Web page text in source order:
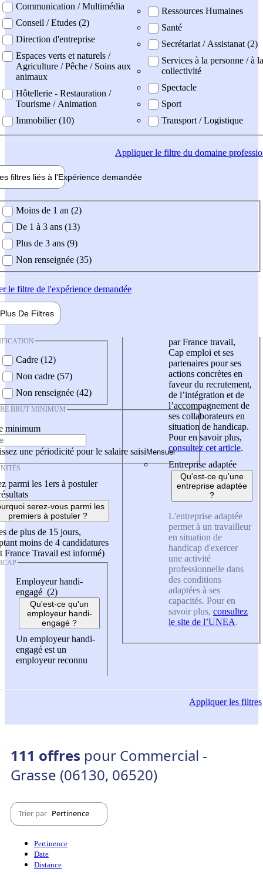
Communication / Multimédia
Conseil / Etudes (2)
Direction d'entreprise
Espaces verts et naturels /
Agriculture / Pêche / Soins aux
animaux
Hôtellerie - Restauration /
Tourisme / Animation
Immobilier (10)
Ressources Humaines
Santé
Secrétariat / Assistanat (2)
Services à la personne / à la
collectivité
Spectacle
Sport
Transport / Logistique
Appliquerle filtre du domaine
filtres liés à l'Expérience demandée
demandée
Moins de 1 an (2)
De 1 à 3 ans (13)
Plus de 3 ans (9)
Non renseignée (35)
le filtre de l'expérience demandée
Plus De Filtres
Cadre (12)
Non cadre (57)
Non renseignée (42)
BRUT MINIMUM
minimum
une périodicité pour le salaire saisi
parmi les 1ers à postuler
serez-vous parmi les
premiers à postuler ?
de plus de 15 jours,
moins de 4 candidatures
France Travail est informé)
Employeur handi-
engagé (2)
Qu'est-ce qu'un
employeur handi-
engagé ?
Un employeur handi-
engagé est un
employeur reconnu
par France travail,
Cap emploi et ses
partenaires pour ses
actions concrètes en
faveur du recrutement,
de l’intégration et de
l’accompagnement de
ses collaborateurs en
situation de handicap.
Pour en savoir plus,
consultez cet article.
Entreprise adaptée
Qu'est-ce qu'une
entreprise adaptée
?
L'entreprise adaptée
permet à un travailleur
en situation de
handicap d'exercer
une activité
professionnelle dans
des conditions
adaptées à ses
capacités. Pour en
savoir plus, consultez
le site de l’UNEA.
Appliquerles filtres
111 offres pour Commercial -
Grasse (06130, 06520)
Trier par Pertinence
Pertinence
Date
Distance